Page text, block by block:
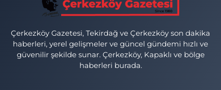
Çerkezköy Gazetesi, Tekirdağ ve Çerkezköy son dakika
haberleri, yerel gelişmeler ve güncel gündemi hızlı ve
güvenilir şekilde sunar. Çerkezköy, Kapaklı ve bölge
haberleri burada.